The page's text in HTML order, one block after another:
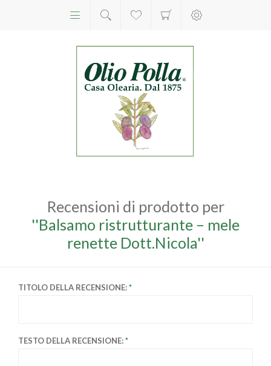
Recensioni di prodotto per
Balsamo ristrutturante – mele
renette Dott.Nicola
TITOLO DELLA RECENSIONE:
TESTO DELLA RECENSIONE: